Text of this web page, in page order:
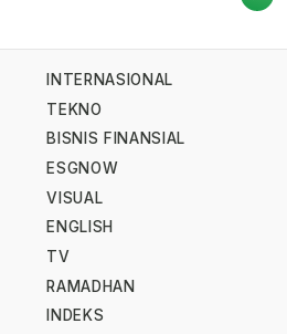
INTERNASIONAL
TEKNO
BISNIS FINANSIAL
ESGNOW
VISUAL
ENGLISH
TV
RAMADHAN
INDEKS